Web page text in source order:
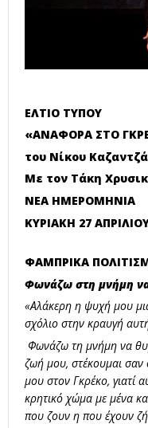
ΕΛΤΙΟ ΤΥΠΟΥ
«ΑΝΑΦΟΡΑ ΣΤΟ
του Νίκου
Με τον Τάκη
ΝΕΑ ΗΜΕΡΟΜΗΝΙΑ
ΚΥΡΙΑΚΗ 27
ΦΑΜΠΡΙΚΑ
Φωνάζω στη μνήμη
«Αλάκερη η ψυχή μου
σχόλιο στην κραυγή
Φωνάζω τη μνήμη να
ζωή μου, στέκουμαι σαν
μου στον Γκρέκο, γιατί
κρητικό χώμα με μένα
που ζουν η που έχουν